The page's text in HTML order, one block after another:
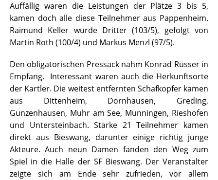
Auffällig waren die Leistungen der Plätze 3 bis 5,
kamen doch alle diese Teilnehmer aus Pappenheim.
Raimund Keller wurde Dritter (103/5), gefolgt von
Martin Roth (100/4) und Markus Menzl (97/5).
Den obligatorischen Pressack nahm Konrad Russer in
Empfang. Interessant waren auch die Herkunftsorte
der Kartler. Die weitest entfernten Schafkopfer kamen
aus Dittenheim, Dornhausen, Greding,
Gunzenhausen, Muhr am See, Munningen, Rieshofen
und Untersteinbach. Starke 21 Teilnehmer kamen
direkt aus Bieswang, darunter einige richtig junge
Akteure. Auch neun Damen fanden den Weg zum
Spiel in die Halle der SF Bieswang. Der Veranstalter
zeigte sich am Ende sehr zufrieden, vor allem